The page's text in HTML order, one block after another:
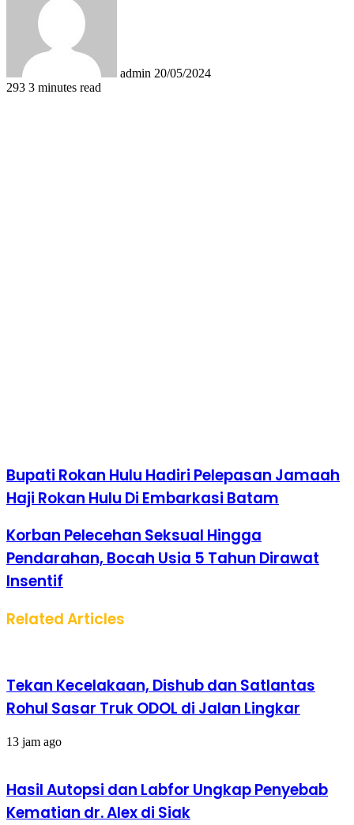
admin 20/05/2024
293 3 minutes read
Bupati Rokan Hulu Hadiri Pelepasan Jamaah
Haji Rokan Hulu Di Embarkasi Batam
Korban Pelecehan Seksual Hingga
Pendarahan, Bocah Usia 5 Tahun Dirawat
Insentif
Related Articles
Tekan Kecelakaan, Dishub dan Satlantas
Rohul Sasar Truk ODOL di Jalan Lingkar
13 jam ago
Hasil Autopsi dan Labfor Ungkap Penyebab
Kematian dr. Alex di Siak